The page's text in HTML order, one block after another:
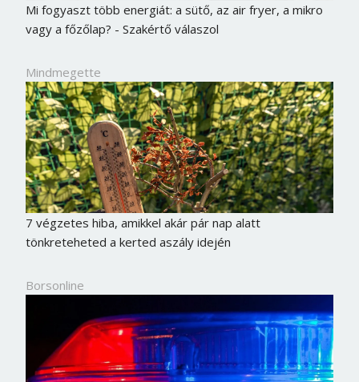
Mi fogyaszt több energiát: a sütő, az air fryer, a mikro
vagy a főzőlap? - Szakértő válaszol
Mindmegette
7 végzetes hiba, amikkel akár pár nap alatt
tönkreteheted a kerted aszály idején
Borsonline